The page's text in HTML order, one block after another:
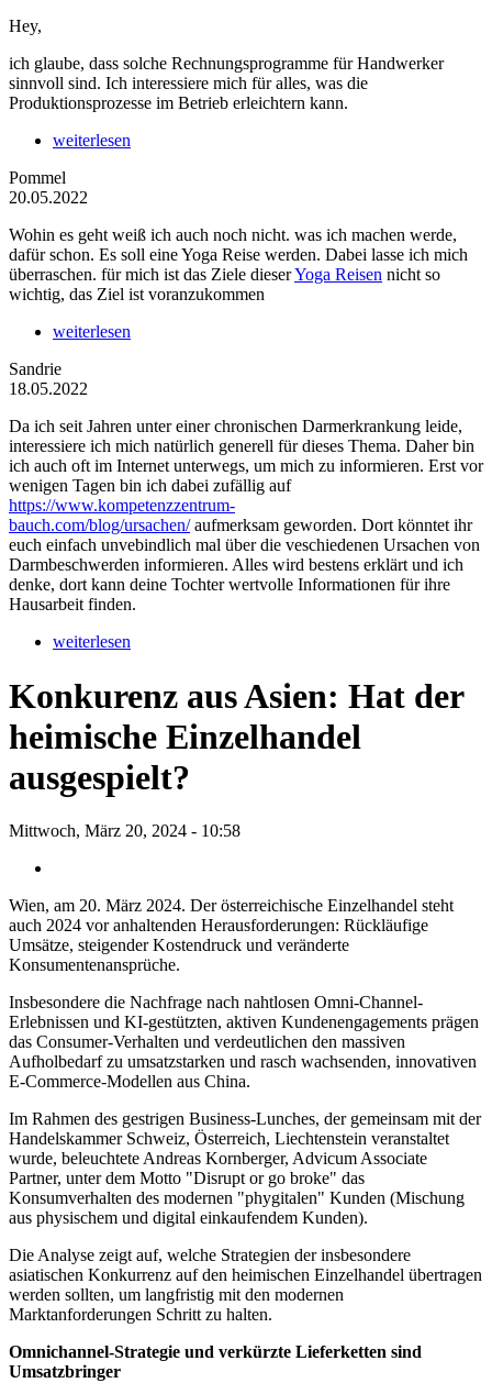
Hey,
ich glaube, dass solche Rechnungsprogramme für Handwerker
sinnvoll sind. Ich interessiere mich für alles, was die
Produktionsprozesse im Betrieb erleichtern kann.
weiterlesen
Pommel
20.05.2022
Wohin es geht weiß ich auch noch nicht. was ich machen werde,
dafür schon. Es soll eine Yoga Reise werden. Dabei lasse ich mich
überraschen. für mich ist das Ziele dieserYoga Reisen nicht so
wichtig, das Ziel ist voranzukommen
weiterlesen
Sandrie
18.05.2022
Da ich seit Jahren unter einer chronischen Darmerkrankung leide,
interessiere ich mich natürlich generell für dieses Thema. Daher bin
ich auch oft im Internet unterwegs, um mich zu informieren. Erst vor
wenigen Tagen bin ich dabei zufällig auf
https://www.kompetenzzentrum-
bauch.com/blog/ursachen/aufmerksam geworden. Dort könntet ihr
euch einfach unvebindlich mal über die veschiedenen Ursachen von
Darmbeschwerden informieren. Alles wird bestens erklärt und ich
denke, dort kann deine Tochter wertvolle Informationen für ihre
Hausarbeit finden.
weiterlesen
Konkurenz aus Asien: Hat der
heimische Einzelhandel
ausgespielt?
Mittwoch, März 20, 2024 - 10:58
Wien, am 20. März 2024. Der österreichische Einzelhandel steht
auch 2024 vor anhaltenden Herausforderungen: Rückläufige
Umsätze, steigender Kostendruck und veränderte
Konsumentenansprüche.
Insbesondere die Nachfrage nach nahtlosen Omni-Channel-
Erlebnissen und KI-gestützten, aktiven Kundenengagements prägen
das Consumer-Verhalten und verdeutlichen den massiven
Aufholbedarf zu umsatzstarken und rasch wachsenden, innovativen
E-Commerce-Modellen aus China.
Im Rahmen des gestrigen Business-Lunches, der gemeinsam mit der
Handelskammer Schweiz, Österreich, Liechtenstein veranstaltet
wurde, beleuchtete Andreas Kornberger, Advicum Associate
Partner, unter dem Motto "Disrupt or go broke" das
Konsumverhalten des modernen "phygitalen" Kunden (Mischung
aus physischem und digital einkaufendem Kunden).
Die Analyse zeigt auf, welche Strategien der insbesondere
asiatischen Konkurrenz auf den heimischen Einzelhandel übertragen
werden sollten, um langfristig mit den modernen
Marktanforderungen Schritt zu halten.
Omnichannel-Strategie und verkürzte Lieferketten sind
Umsatzbringer